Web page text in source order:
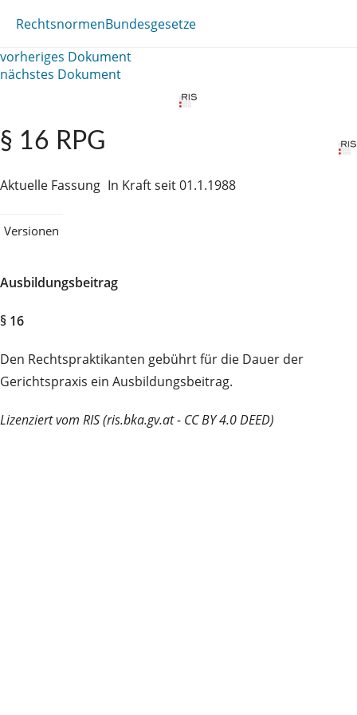
RechtsnormenBundesgesetze
vorheriges Dokument
nächstes Dokument
§ 16 RPG
Aktuelle Fassung In Kraft seit 01.1.1988
Versionen
Ausbildungsbeitrag
§ 16
Den Rechtspraktikanten gebührt für die Dauer der
Gerichtspraxis ein Ausbildungsbeitrag.
Lizenziert vom RIS (ris.bka.gv.at - CC BY 4.0 DEED)